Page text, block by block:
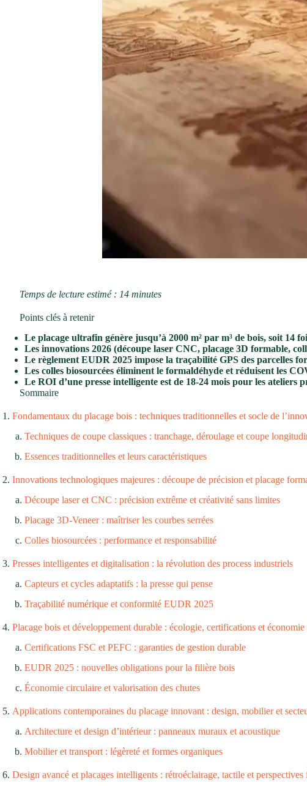
Temps de lecture estimé : 14 minutes
Points clés à retenir
Le placage ultrafin génère jusqu’à 2000 m² par m³ de bois, soit 14
Les innovations 2026 (découpe laser CNC, placage 3D formable,
Le règlement EUDR 2025 impose la traçabilité GPS des parcelles
Les colles biosourcées éliminent le formaldéhyde et réduisent les
Le ROI d’une presse intelligente est de 18-24 mois pour les
Sommaire
Fondamentaux du placage bois : techniques traditionnelles et socle de
Techniques de coupe classiques : tranchage, déroulage et coupe
Essences traditionnelles et leurs caractéristiques
Innovations technologiques majeures : découpe de précision et placage
Découpe laser et CNC : précision extrême et créativité sans limites
Placage 3D-Veneer : maîtriser les courbes serrées
Colles biosourcées : performance et responsabilité
Presses intelligentes et digitalisation : la révolution des process industriels
Capteurs et cycles adaptatifs : la presse qui pense
Traçabilité numérique et conformité EUDR 2025
Placage bois et développement durable : écologie, certifications et
Certifications FSC et PEFC : garanties de gestion durable
EUDR 2025 : nouvelles obligations pour la filière bois
Économie circulaire et valorisation des chutes
Applications contemporaines du placage innovant : design, mobilier et
Architecture et design d’intérieur : panneaux muraux et acoustique
Mobilier et transport : légèreté et formes organiques
Design avancé et placages intelligents : rétroéclairage, tactile et perspectives